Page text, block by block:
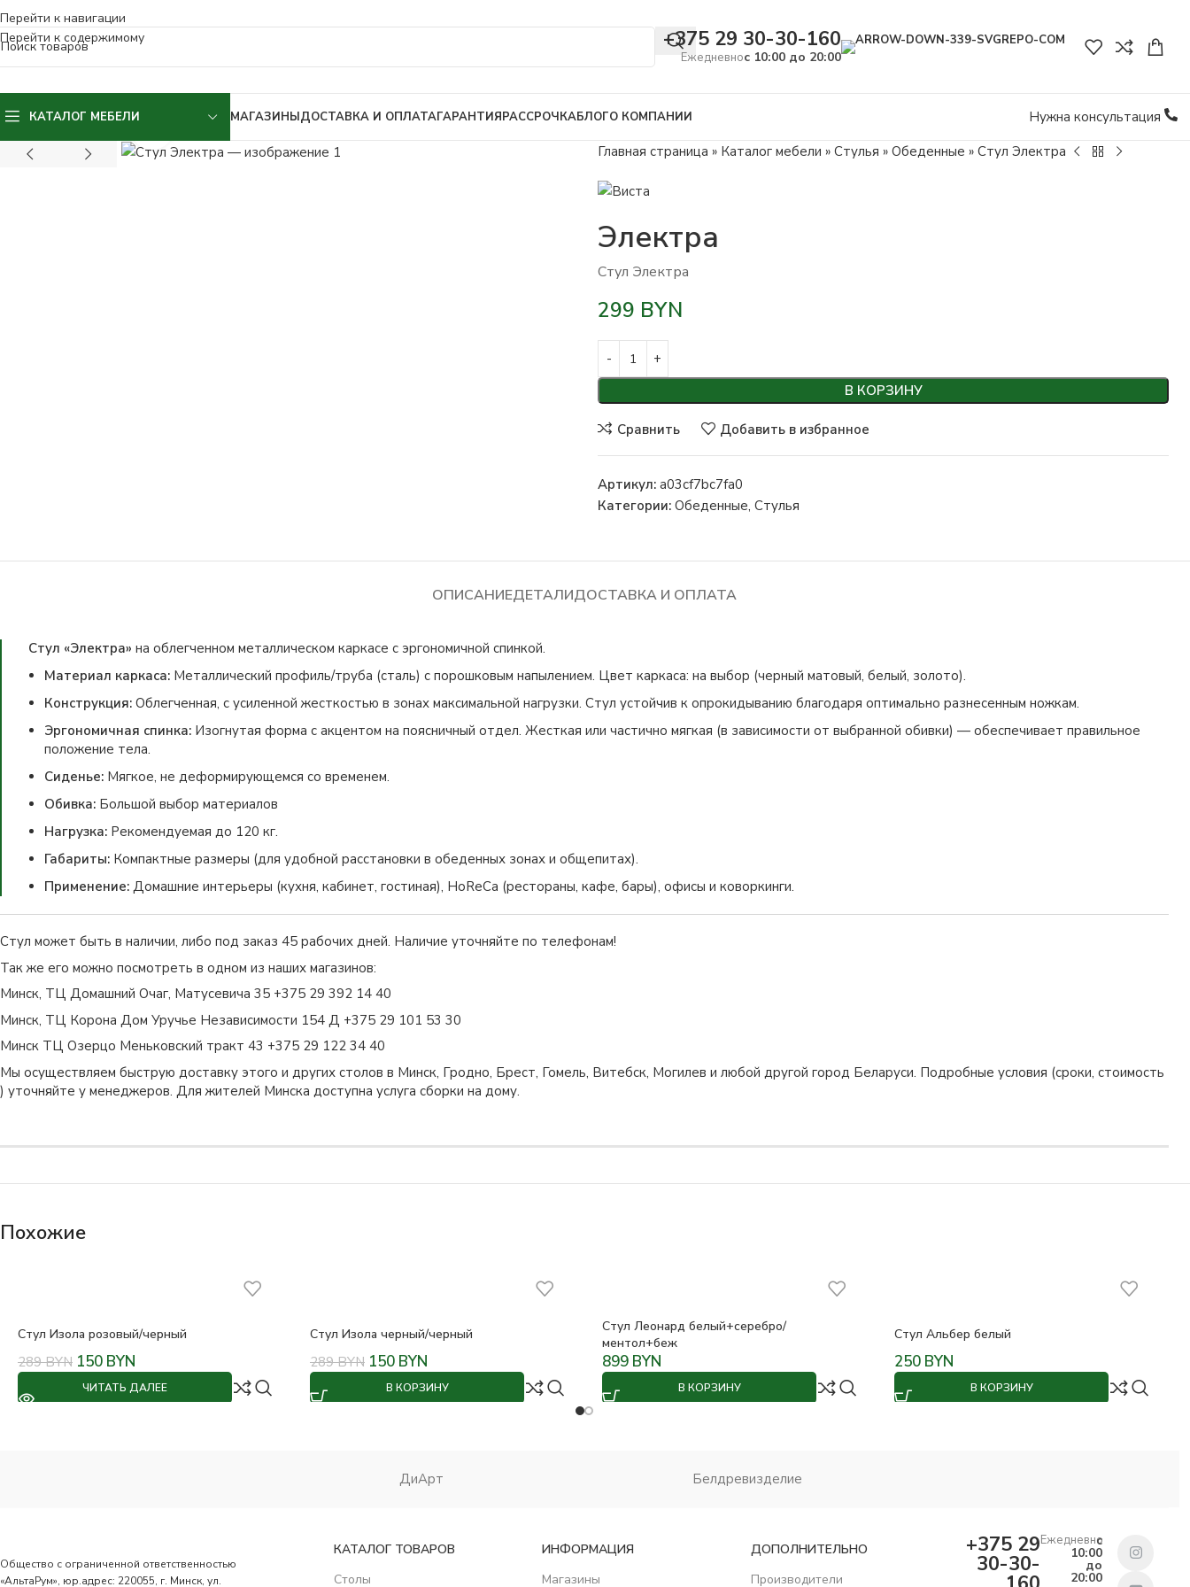
+375 29 30-30-160
Ежедневнос 10:00 до 20:00
КАТАЛОГ МЕБЕЛИ МАГАЗИНЫДОСТАВКА И ОПЛАТАГАРАНТИЯРАССРОЧКАБЛОГО КОМПАНИИ Нужна консультация
Нажмите, чтобы увеличить изображение
Главная страница » Каталог мебели » Стулья » Обеденные » Стул Электра
Электра
Стул Электра
299 BYN
В КОРЗИНУ
Сравнить Добавить в избранное
Артикул: a03cf7bc7fa0
Категории: Обеденные, Стулья
ОПИСАНИЕДЕТАЛИДОСТАВКА И ОПЛАТА
Стул «Электра» на облегченном металлическом каркасе с эргономичной спинкой.
Материал каркаса: Металлический профиль/труба (сталь) с порошковым напылением. Цвет каркаса: на выбор (черный матовый, белый, золото).
Конструкция: Облегченная, с усиленной жесткостью в зонах максимальной нагрузки. Стул устойчив к опрокидыванию благодаря оптимально разнесенным ножкам.
Эргономичная спинка: Изогнутая форма с акцентом на поясничный отдел. Жесткая или частично мягкая (в зависимости от выбранной обивки) — обеспечивает правильное
положение тела.
Сиденье: Мягкое, не деформирующемся со временем.
Обивка: Большой выбор материалов
Нагрузка: Рекомендуемая до 120 кг.
Габариты: Компактные размеры (для удобной расстановки в обеденных зонах и общепитах).
Применение: Домашние интерьеры (кухня, кабинет, гостиная), HoReCa (рестораны, кафе, бары), офисы и коворкинги.
Стул может быть в наличии, либо под заказ 45 рабочих дней. Наличие уточняйте по телефонам!
Так же его можно посмотреть в одном из наших магазинов:
Минск, ТЦ Домашний Очаг, Матусевича 35 +375 29 392 14 40
Минск, ТЦ Корона Дом Уручье Независимости 154 Д +375 29 101 53 30
Минск ТЦ Озерцо Меньковский тракт 43 +375 29 122 34 40
Мы осуществляем быструю доставку этого и других столов в Минск, Гродно, Брест, Гомель, Витебск, Могилев и любой другой город Беларуси. Подробные условия (сроки, стоимость
) уточняйте у менеджеров. Для жителей Минска доступна услуга сборки на дому.
Похожие
Стул Изола розовый/черный
289BYN 150 BYN
ЧИТАТЬ ДАЛЕЕ
Стул Изола черный/черный
289BYN 150 BYN
В КОРЗИНУ
Стул Леонард белый+серебро/
ментол+беж
899 BYN
В КОРЗИНУ
Стул Альбер белый
250 BYN
В КОРЗИНУ
ДиАрт Белдревизделие
Общество с ограниченной ответственностью
«АльтаРум», юр.адрес: 220055, г. Минск, ул.
КАТАЛОГ ТОВАРОВ
Столы
ИНФОРМАЦИЯ
Магазины
ДОПОЛНИТЕЛЬНО
Производители
+375 29
30-30-
Ежедневно
с
10:00
до
20:00